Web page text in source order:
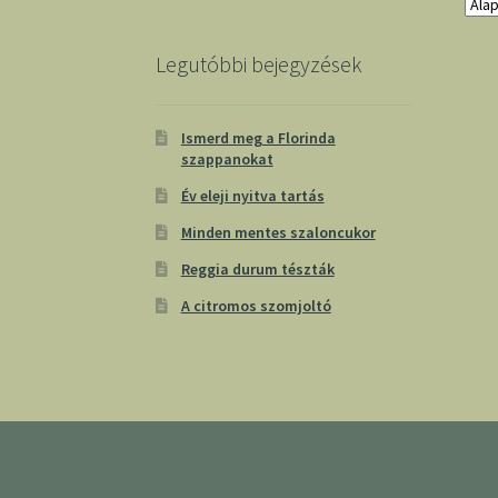
Legutóbbi bejegyzések
Ismerd meg a Florinda
szappanokat
Év eleji nyitva tartás
Minden mentes szaloncukor
Reggia durum tészták
A citromos szomjoltó